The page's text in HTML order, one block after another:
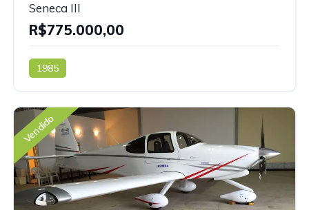
Seneca III
R$775.000,00
1985
Vendido